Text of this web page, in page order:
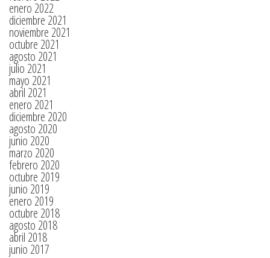
enero 2022
diciembre 2021
noviembre 2021
octubre 2021
agosto 2021
julio 2021
mayo 2021
abril 2021
enero 2021
diciembre 2020
agosto 2020
junio 2020
marzo 2020
febrero 2020
octubre 2019
junio 2019
enero 2019
octubre 2018
agosto 2018
abril 2018
junio 2017